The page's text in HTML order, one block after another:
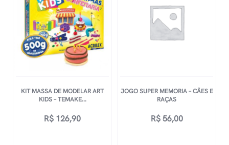
Baby
Poney
quantidade
KIT MASSA DE MODELAR ART
KIDS – TEMAKE...
R$ 126,90
JOGO SUPER MEMORIA – CÃES E
RAÇAS
R$56,00